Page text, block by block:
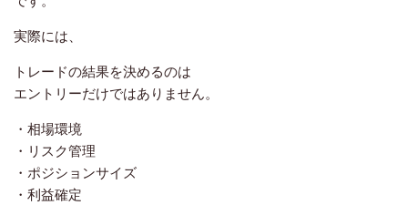
実際には、
トレードの結果を決めるのは
エントリーだけではありません。
・相場環境
・リスク管理
・ポジションサイズ
・利益確定